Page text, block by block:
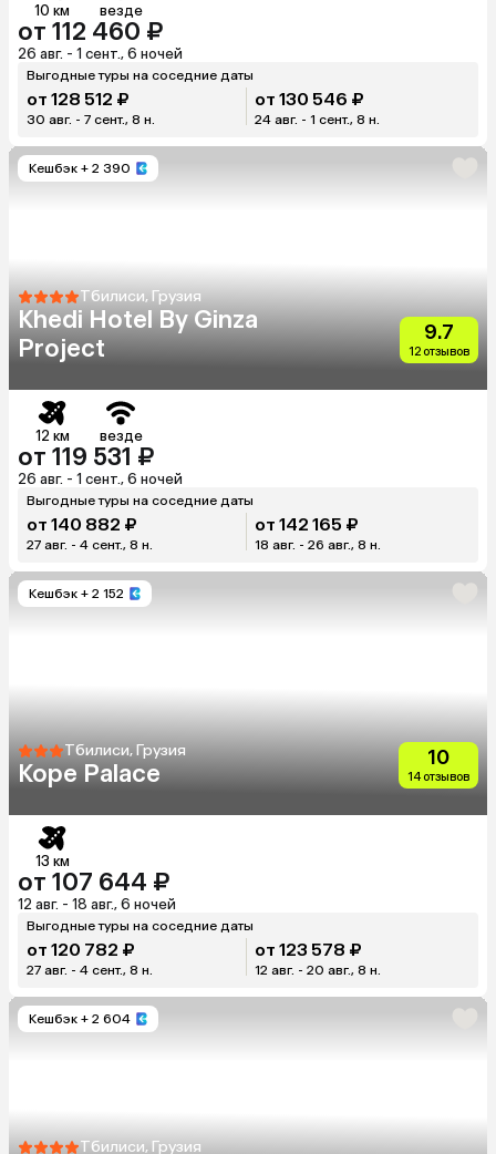
10 км везде
от 112 460 ₽
26 авг. - 1 сент., 6 ночей
Выгодные туры на соседние даты
от 128 512 ₽
30 авг. - 7 сент., 8 н.
от 130 546 ₽
24 авг. - 1 сент., 8 н.
Кешбэк + 2 390
Тбилиси, Грузия
Khedi Hotel By Ginza
Project
9.7
12 отзывов
12 км везде
от 119 531 ₽
26 авг. - 1 сент., 6 ночей
Выгодные туры на соседние даты
от 140 882 ₽
27 авг. - 4 сент., 8 н.
от 142 165 ₽
18 авг. - 26 авг., 8 н.
Кешбэк + 2 152
Тбилиси, Грузия
Kope Palace
10
14 отзывов
13 км
от 107 644 ₽
12 авг. - 18 авг., 6 ночей
Выгодные туры на соседние даты
от 120 782 ₽
27 авг. - 4 сент., 8 н.
от 123 578 ₽
12 авг. - 20 авг., 8 н.
Кешбэк + 2 604
Тбилиси, Грузия